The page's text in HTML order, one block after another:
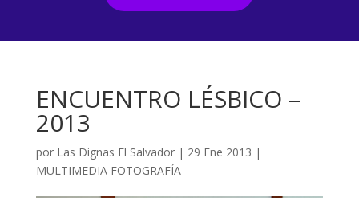
ENCUENTRO LÉSBICO –
2013
por Las Dignas El Salvador| 29 Ene 2013 |
MULTIMEDIA FOTOGRAFÍA